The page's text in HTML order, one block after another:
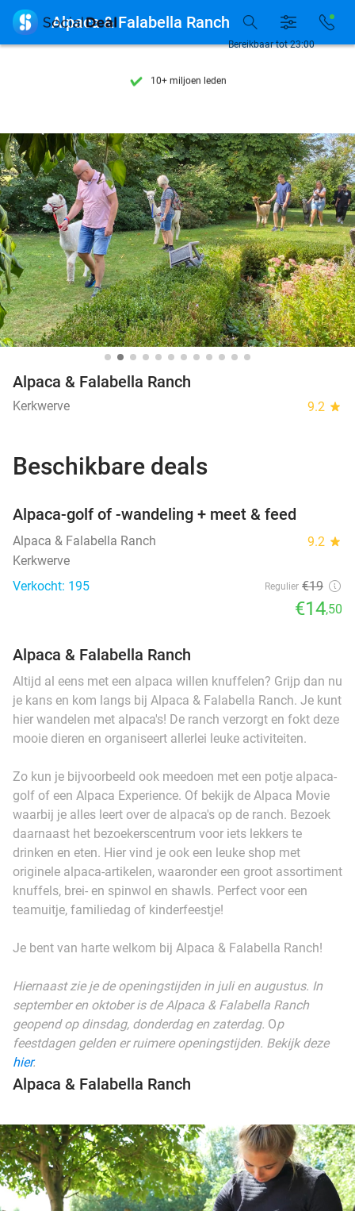
7 dagen per week beschikbaar
7 dagen per week beschikbaar
10+ miljoen leden
Bereikbaar tot 23:00
 Alpaca & Falabella Ranch
Alpaca & Falabella Ranch
Kerkwerve 9.2 star
Beschikbare deals
Alpaca-golf of -wandeling + meet & feed
Alpaca & Falabella Ranch 9.2 star
Kerkwerve
Verkocht: 195
Regulier €19
€14,50
Alpaca & Falabella Ranch
Altijd al eens met een alpaca willen knuffelen? Grijp dan nu
je kans en kom langs bij Alpaca & Falabella Ranch. Je kunt
hier wandelen met alpaca's! De ranch verzorgt en fokt deze
mooie dieren en organiseert allerlei leuke activiteiten.
Zo kun je bijvoorbeeld ook meedoen met een potje alpaca-
golf of een Alpaca Experience. Of bekijk de Alpaca Movie
waarbij je alles leert over de alpaca's op de ranch. Bezoek
daarnaast het bezoekerscentrum voor iets lekkers te
drinken en eten. Hier vind je ook een leuke shop met
originele alpaca-artikelen, waaronder een groot assortiment
knuffels, brei- en spinwol en shawls. Perfect voor een
teamuitje, familiedag of kinderfeestje!
Je bent van harte welkom bij Alpaca & Falabella Ranch!
Hiernaast zie je de openingstijden in juli en augustus. In
september en oktober is de Alpaca & Falabella Ranch
geopend op dinsdag, donderdag en zaterdag. Op
feestdagen gelden er ruimere openingstijden. Bekijk deze
hier.
Alpaca & Falabella Ranch